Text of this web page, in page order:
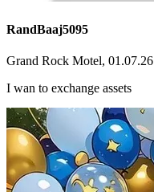
RandBaaj5095
Grand Rock Motel, 01.07.26
I wan to exchange assets